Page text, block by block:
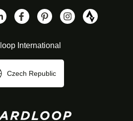
International
Czech Republic